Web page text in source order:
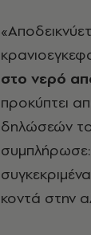
στο νερό
προκύπτει
δηλώσεών
συμπλήρωσε:
κοντά στην